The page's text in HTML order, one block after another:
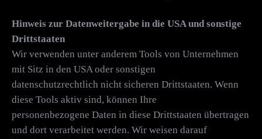
Hinweis zur Datenweitergabe in die USA und sonstige
Drittstaaten
Wir verwenden unter anderem Tools von Unternehmen
mit Sitz in den USA oder sonstigen
datenschutzrechtlich nicht sicheren Drittstaaten. Wenn
diese Tools aktiv sind, können Ihre
personenbezogene Daten in diese Drittstaaten übertragen
und dort verarbeitet werden. Wir weisen darauf